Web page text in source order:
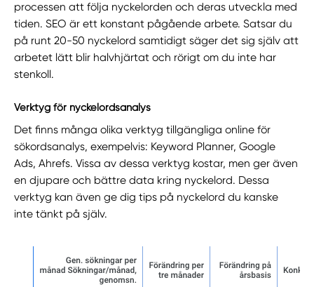
processen att följa nyckelorden och deras utveckla med
tiden. SEO är ett konstant pågående arbete. Satsar du
på runt 20-50 nyckelord samtidigt säger det sig själv att
arbetet lätt blir halvhjärtat och rörigt om du inte har
stenkoll.
Verktyg för nyckelordsanalys
Det finns många olika verktyg tillgängliga online för
sökordsanalys, exempelvis: Keyword Planner, Google
Ads, Ahrefs. Vissa av dessa verktyg kostar, men ger även
en djupare och bättre data kring nyckelord. Dessa
verktyg kan även ge dig tips på nyckelord du kanske
inte tänkt på själv.